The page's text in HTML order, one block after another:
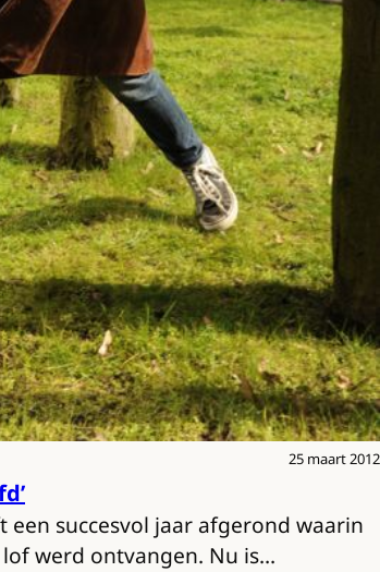
25 maart 2012
succesvol jaar afgerond waarin
werd ontvangen. Nu is…